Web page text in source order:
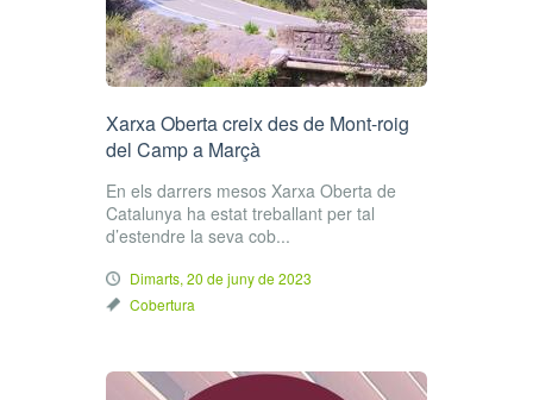
Xarxa Oberta creix des de Mont-roig
del Camp a Marçà
En els darrers mesos Xarxa Oberta de
Catalunya ha estat treballant per tal
d’estendre la seva cob...
Dimarts, 20 de juny de 2023
Cobertura